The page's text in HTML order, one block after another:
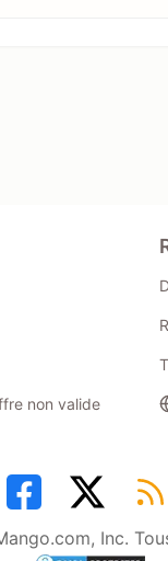
non valide
Inc.